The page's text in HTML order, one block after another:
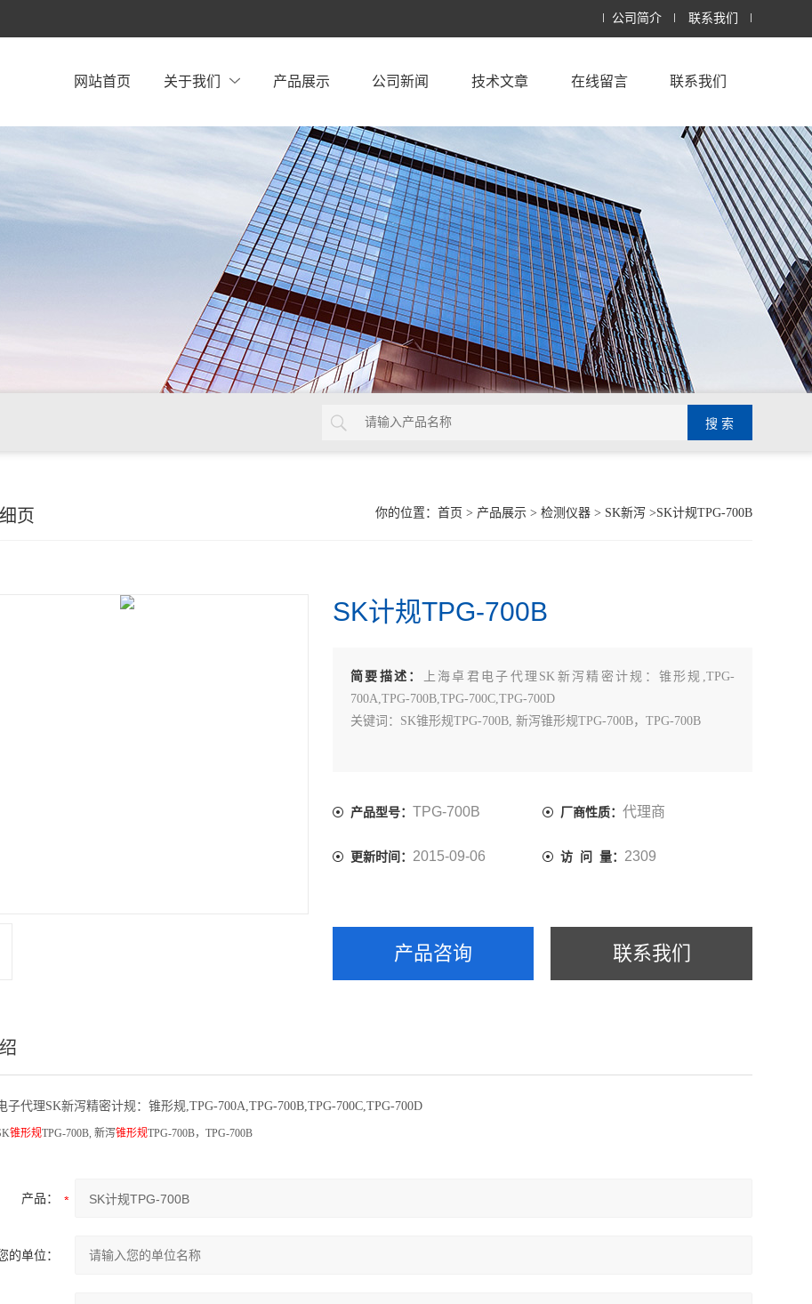
公司简介 联系我们
网站首页 关于我们 产品展示 公司新闻 技术文章 在线留言 联系我们
你的位置： 首页 > 产品展示> 检测仪器> SK新泻 >SK计规TPG-700B
页
SK计规TPG-700B
简要描述：
上海卓君电子代理SK新泻精密计规：锥形规,TPG-
700A,TPG-700B,TPG-700C,TPG-700D
关键词：SK锥形规TPG-700B, 新泻锥形规TPG-700B，TPG-700B
产品型号： TPG-700B 厂商性质： 代理商
更新时间： 2015-09-06 访 问 量： 2309
产品咨询 联系我们
子代理SK新泻精密计规：锥形规,TPG-700A,TPG-700B,TPG-700C,TPG-700D
锥形规TPG-700B, 新泻锥形规TPG-700B，TPG-700B
产品：
的单位：